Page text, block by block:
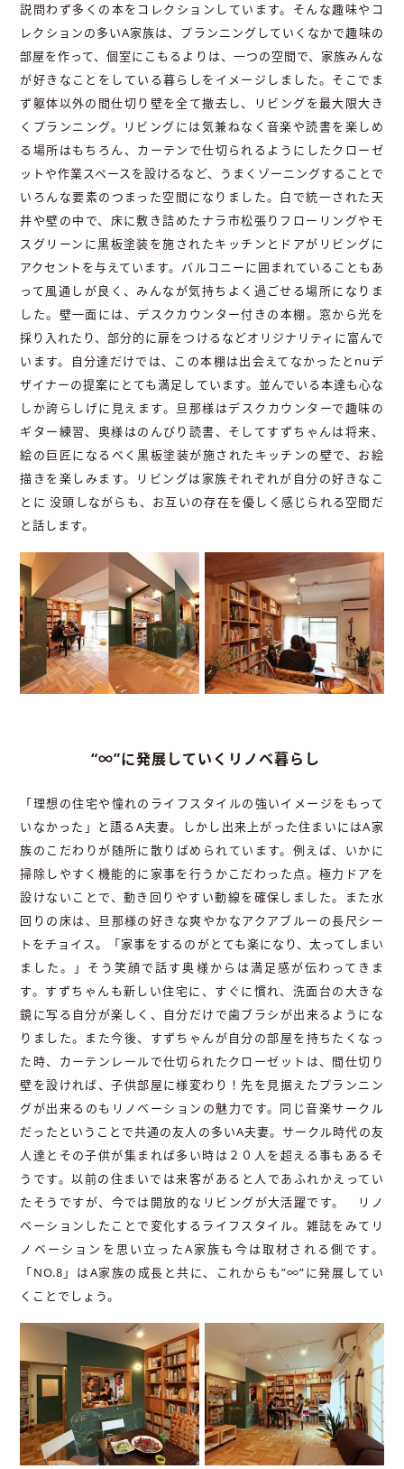
説問わず多くの本をコレクションしています。そんな趣味やコ
レクションの多いA家族は、プランニングしていくなかで趣味の
部屋を作って、個室にこもるよりは、一つの空間で、家族みんな
が好きなことをしている暮らしをイメージしました。そこでま
ず躯体以外の間仕切り壁を全て撤去し、リビングを最大限大き
くプランニング。リビングには気兼ねなく音楽や読書を楽しめ
る場所はもちろん、カーテンで仕切られるようにしたクローゼ
ットや作業スペースを設けるなど、うまくゾーニングすることで
いろんな要素のつまった空間になりました。白で統一された天
井や壁の中で、床に敷き詰めたナラ市松張りフローリングやモ
スグリーンに黒板塗装を施されたキッチンとドアがリビングに
アクセントを与えています。バルコニーに囲まれていることもあ
って風通しが良く、みんなが気持ちよく過ごせる場所になりま
した。壁一面には、デスクカウンター付きの本棚。窓から光を
採り入れたり、部分的に扉をつけるなどオリジナリティに富んで
います。自分達だけでは、この本棚は出会えてなかったとnuデ
ザイナーの提案にとても満足しています。並んでいる本達も心な
しか誇らしげに見えます。旦那様はデスクカウンターで趣味の
ギター練習、奥様はのんびり読書、そしてすずちゃんは将来、
絵の巨匠になるべく黒板塗装が施されたキッチンの壁で、お絵
描きを楽しみます。リビングは家族それぞれが自分の好きなこ
とに 没頭しながらも、お互いの存在を優しく感じられる空間だ
と話します。
“∞”に発展していくリノベ暮らし
「理想の住宅や憧れのライフスタイルの強いイメージをもって
いなかった」と語るA夫妻。しかし出来上がった住まいにはA家
族のこだわりが随所に散りばめられています。例えば、いかに
掃除しやすく機能的に家事を行うかこだわった点。極力ドアを
設けないことで、動き回りやすい動線を確保しました。また水
回りの床は、旦那様の好きな爽やかなアクアブルーの長尺シー
トをチョイス。「家事をするのがとても楽になり、太ってしまい
ました。」そう笑顔で話す奥様からは満足感が伝わってきま
す。すずちゃんも新しい住宅に、すぐに慣れ、洗面台の大きな
鏡に写る自分が楽しく、自分だけで歯ブラシが出来るようにな
りました。また今後、すずちゃんが自分の部屋を持ちたくなっ
た時、カーテンレールで仕切られたクローゼットは、間仕切り
壁を設ければ、子供部屋に様変わり！先を見据えたプランニン
グが出来るのもリノベーションの魅力です。同じ音楽サークル
だったということで共通の友人の多いA夫妻。サークル時代の友
人達とその子供が集まれば多い時は２０人を超える事もあるそ
うです。以前の住まいでは来客があると人であふれかえってい
たそうですが、今では開放的なリビングが大活躍です。 リノ
ベーションしたことで変化するライフスタイル。雑誌をみてリ
ノベーションを思い立ったA家族も今は取材される側です。
「NO.8」はA家族の成長と共に、これからも”∞”に発展してい
くことでしょう。